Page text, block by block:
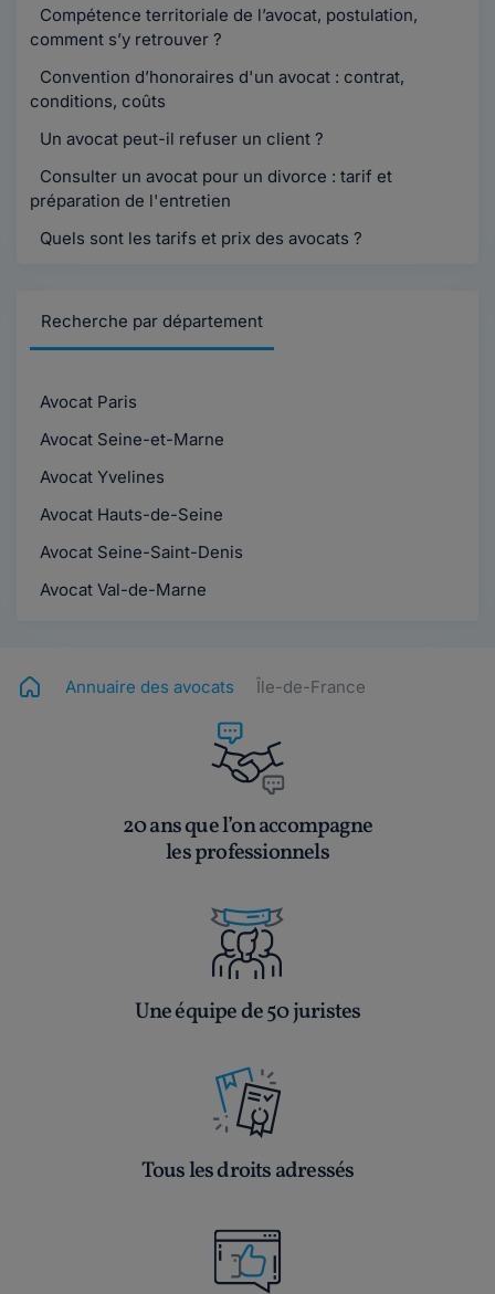
Compétence territoriale de l’avocat, postulation,
comment s’y retrouver ?
Convention d’honoraires d'un avocat : contrat,
conditions, coûts
Un avocat peut-il refuser un client ?
Consulter un avocat pour un divorce : tarif et
préparation de l'entretien
Quels sont les tarifs et prix des avocats ?
Recherche par département
Avocat Paris
Avocat Seine-et-Marne
Avocat Yvelines
Avocat Hauts-de-Seine
Avocat Seine-Saint-Denis
Avocat Val-de-Marne
Annuaire des avocats Île-de-France
20 ans que l’on accompagne
les professionnels
Une équipe de 50 juristes
Tous les droits adressés